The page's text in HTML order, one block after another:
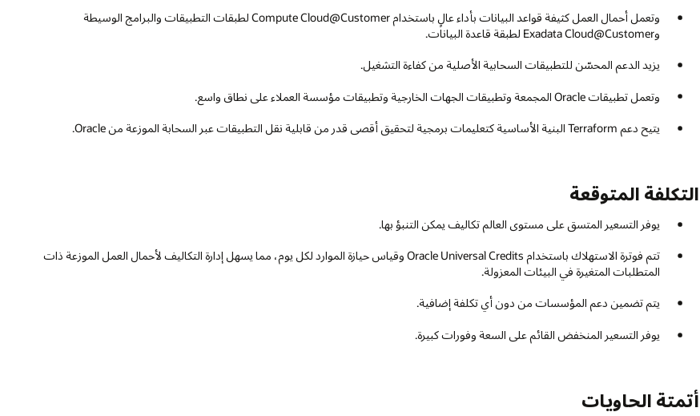
وتعمل أحمال العمل كثيفة قواعد البيانات بأداء عالٍ باستخدام Compute Cloud@Customer لطبقات التطبيقات والبرامج الوسيطة
وExadata Cloud@Customer لطبقة قاعدة البيانات.
يزيد الدعم المحسّن للتطبيقات السحابية الأصلية من كفاءة التشغيل.
وتعمل تطبيقات Oracle المجمعة وتطبيقات الجهات الخارجية وتطبيقات مؤسسة العملاء على نطاق واسع.
يتيح دعم Terraform البنية الأساسية كتعليمات برمجية لتحقيق أقصى قدر من قابلية نقل التطبيقات عبر السحابة الموزعة من Oracle.
التكلفة المتوقعة
يوفر التسعير المتسق على مستوى العالم تكاليف يمكن التنبؤ بها.
تتم فوترة الاستهلاك باستخدام Oracle Universal Credits وقياس حيازة الموارد لكل يوم، مما يسهل إدارة التكاليف لأحمال العمل الموزعة ذات
المتطلبات المتغيرة في البيئات المعزولة.
يتم تضمين دعم المؤسسات من دون أي تكلفة إضافية.
يوفر التسعير المنخفض القائم على السعة وفورات كبيرة.
أتمتة الحاويات